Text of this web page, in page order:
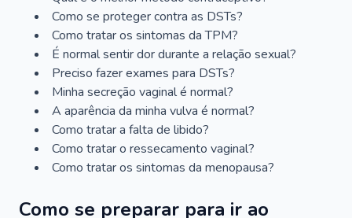
Como se proteger contra as DSTs?
Como tratar os sintomas da TPM?
É normal sentir dor durante a relação sexual?
Preciso fazer exames para DSTs?
Minha secreção vaginal é normal?
A aparência da minha vulva é normal?
Como tratar a falta de libido?
Como tratar o ressecamento vaginal?
Como tratar os sintomas da menopausa?
Como se preparar para ir ao